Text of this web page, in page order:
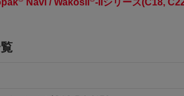
Navi / Wakosil -IIシリーズ(C18,